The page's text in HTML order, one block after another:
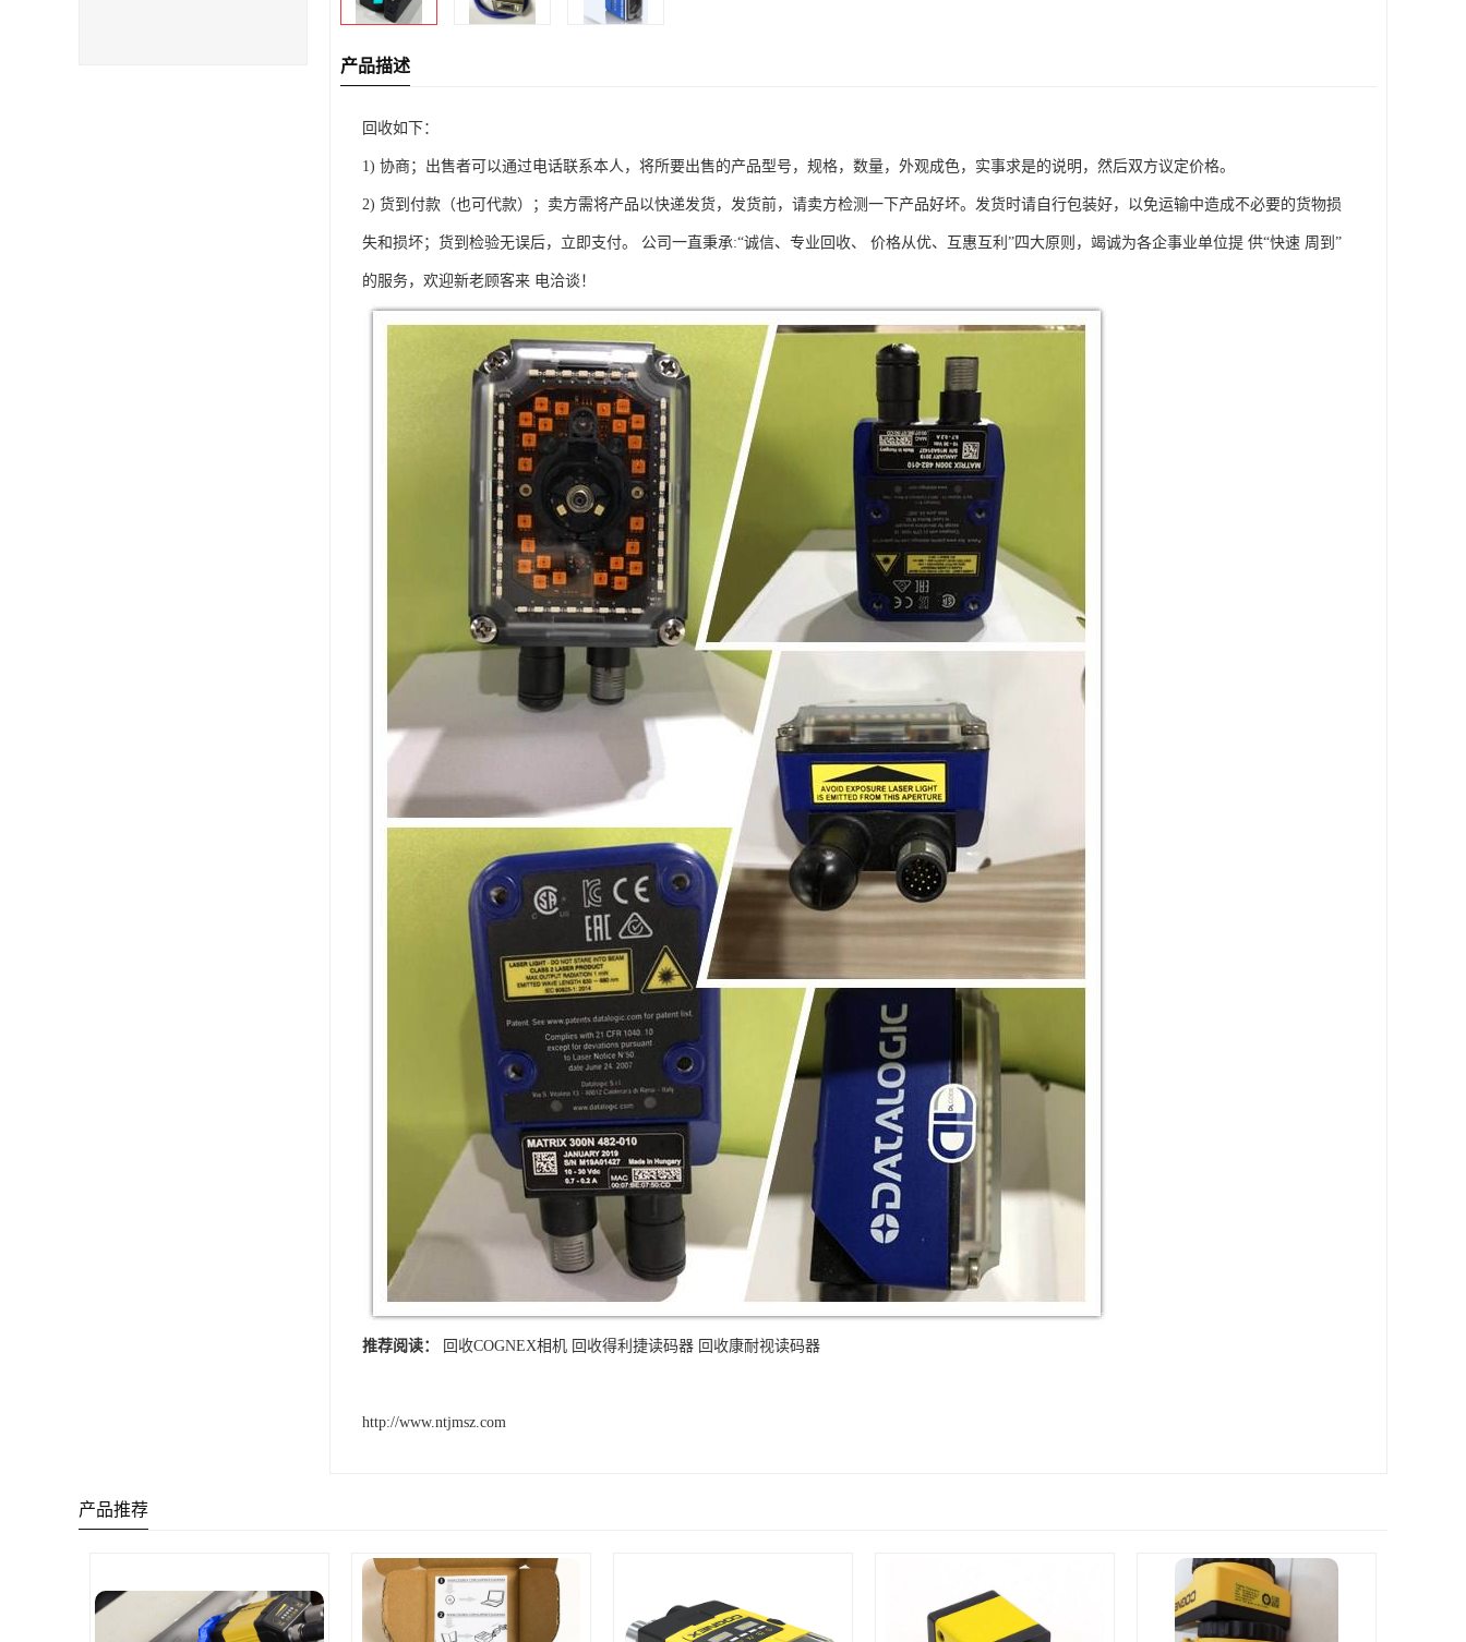
产品描述
回收如下：
1) 协商；出售者可以通过电话联系本人，将所要出售的产品型号，规格，数量，外观成色，实事求是的说明，然后双方议定价格。
2) 货到付款（也可代款）；卖方需将产品以快递发货，发货前，请卖方检测一下产品好坏。发货时请自行包装好，以免运输中造成不必要的货物损
失和损坏；货到检验无误后，立即支付。 公司一直秉承:“诚信、专业回收、 价格从优、互惠互利”四大原则，竭诚为各企事业单位提 供“快速 周到”
的服务，欢迎新老顾客来 电洽谈！
推荐阅读： 回收COGNEX相机 回收得利捷读码器 回收康耐视读码器
http://www.ntjmsz.com
产品推荐